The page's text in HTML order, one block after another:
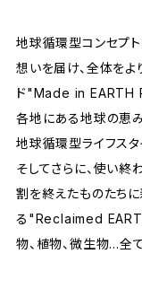
地球循環型コンセプ
想いを届け、全体を
ド"Made in EARTH
各地にある地球の恵
地球循環型ライフスタ
そしてさらに、使い終
割を終えたものたち
る"Reclaimed
物、植物、微生物…全